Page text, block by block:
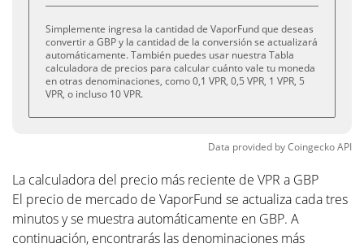
Simplemente ingresa la cantidad de VaporFund que deseas
convertir a GBP y la cantidad de la conversión se actualizará
automáticamente. También puedes usar nuestra Tabla
calculadora de precios para calcular cuánto vale tu moneda
en otras denominaciones, como 0,1 VPR, 0,5 VPR, 1 VPR, 5
VPR, o incluso 10 VPR.
Data provided byCoingeckoAPI
La calculadora del precio más reciente de VPR a GBP
El precio de mercado de VaporFund se actualiza cada tres
minutos y se muestra automáticamente en GBP. A
continuación, encontrarás las denominaciones más